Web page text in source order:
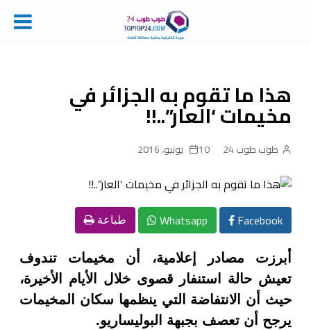
contentهذا ما تقوم به الجزائر في
مخيمات ‘العار”..!!
طوب طوب 24 10 يونيو، 2016
Facebook
Whatsapp طباعة
أبرزت مصادر إعلامية، أن مخيمات تندوف
تعيش حالة استنفار قصوى خلال الأيام الأخيرة،
حيث أن الانتفاضة التي ينظمها سكان المخيمات
يرجح أن تعصف بجبهة البوليساريو.